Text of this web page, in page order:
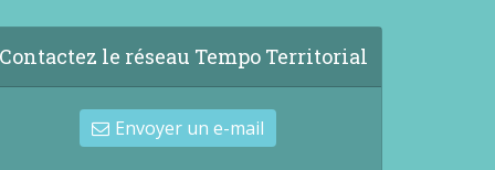
Contactez le réseau Tempo Territorial
Envoyer un e-mail